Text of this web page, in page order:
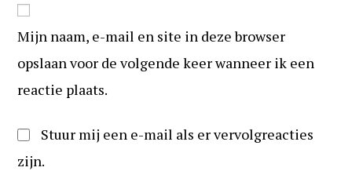
om
te
reageren
URL
in
(optioneel)
Mijn naam, e-mail en site in deze browser
opslaan voor de volgende keer wanneer ik een
reactie plaats.
Stuur mij een e-mail als er vervolgreacties
zijn.